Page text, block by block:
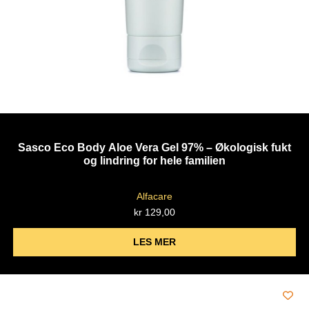
Sasco Eco Body Aloe Vera Gel 97% – Økologisk fukt
og lindring for hele familien
Alfacare
kr 129,00
LES MER